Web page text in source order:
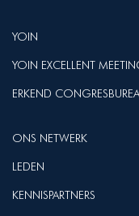
YOIN
YOIN EXCELLENT
ERKEND
ONS NETWERK
LEDEN
KENNISPARTNERS